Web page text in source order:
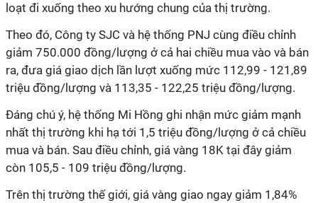
loạt đi xuống theo xu hướng chung của thị trường.
Theo đó, Công ty SJC và hệ thống PNJ cùng điều chỉnh
giảm 750.000 đồng/lượng ở cả hai chiều mua vào và bán
ra, đưa giá giao dịch lần lượt xuống mức 112,99 - 121,89
triệu đồng/lượng và 113,35 - 122,25 triệu đồng/lượng.
Đáng chú ý, hệ thống Mi Hồng ghi nhận mức giảm mạnh
nhất thị trường khi hạ tới 1,5 triệu đồng/lượng ở cả chiều
mua và bán. Sau điều chỉnh, giá vàng 18K tại đây giảm
còn 105,5 - 109 triệu đồng/lượng.
Trên thị trường thế giới, giá vàng giao ngay giảm 1,84%